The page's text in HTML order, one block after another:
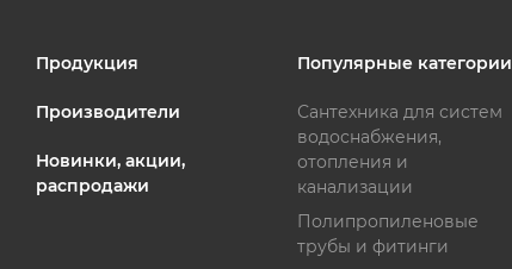
Продукция
Производители
Новинки, акции,
распродажи
Популярные категории
Сантехника для систем
водоснабжения,
отопления и
канализации
Полипропиленовые
трубы и фитинги